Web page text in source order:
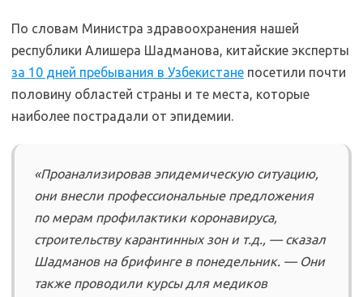
По словам Министра здравоохранения нашей
республики Алишера Шадманова, китайские эксперты
за 10 дней пребывания в Узбекистане посетили почти
половину областей страны и те места, которые
наиболее пострадали от эпидемии.
«Проанализировав эпидемическую ситуацию,
они внесли профессиональные предложения
по мерам профилактики коронавируса,
строительству карантинных зон и т.д., — сказал
Шадманов на брифинге в понедельник. — Они
также проводили курсы для медиков